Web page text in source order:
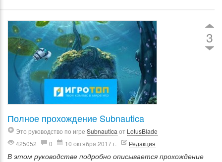
3
Полное прохождение Subnautica
Это руководство по игре Subnautica от LotusBlade
425052
0 10 октября 2017 г. Редакция
В этом руководстве подробно описывается прохождение